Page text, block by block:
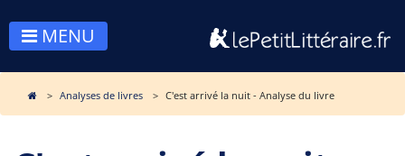
MENU
Analyses de livres C'est arrivé la nuit - Analyse du livre